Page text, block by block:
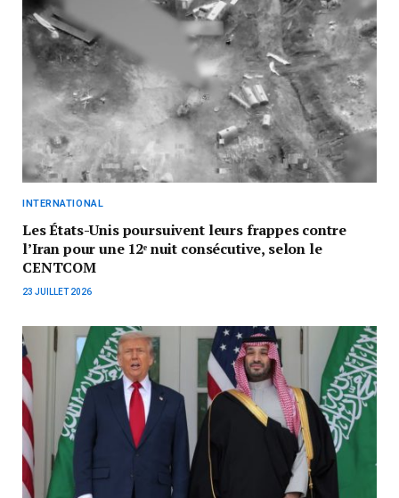
INTERNATIONAL
Les États-Unis poursuivent leurs frappes contre
l’Iran pour une 12ᵉ nuit consécutive, selon le
CENTCOM
23 JUILLET 2026